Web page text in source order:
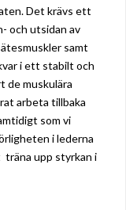
Det krävs ett
och utsidan av
samt
i ett stabilt och
de muskulära
arbeta tillbaka
som vi
i lederna
träna upp styrkan i